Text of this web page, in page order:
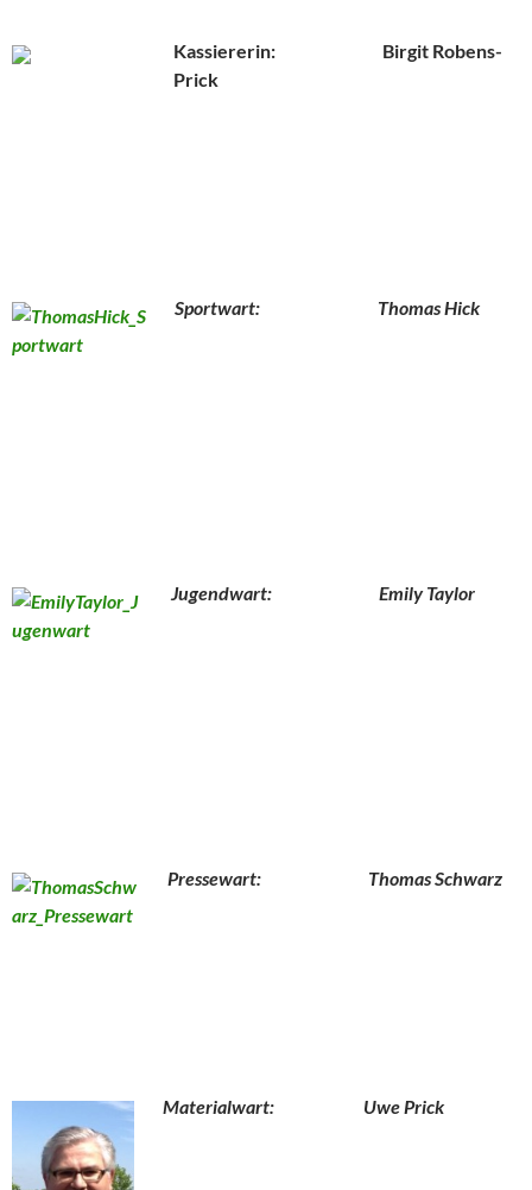
Kassiererin: Birgit Robens-
Prick
Sportwart: Thomas Hick
Jugendwart: Emily Taylor
Pressewart: Thomas Schwarz
Materialwart: Uwe Prick